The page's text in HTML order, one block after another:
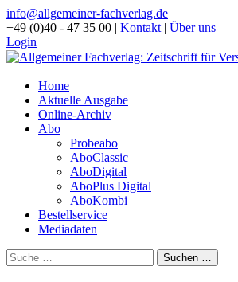
info@allgemeiner-fachverlag.de
+49 (0)40 - 47 35 00 | Kontakt | Über uns
Login
Home
Aktuelle Ausgabe
Online-Archiv
Abo
Probeabo
AboClassic
AboDigital
AboPlus Digital
AboKombi
Bestellservice
Mediadaten